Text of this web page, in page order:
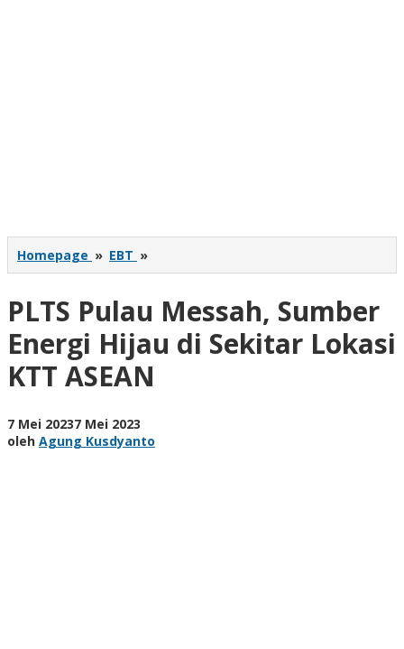
Homepage » EBT »
Pulau
Sumber
Energi
Hijau
di
Lokasi
PLTS Pulau Messah, Sumber
Energi Hijau di Sekitar Lokasi
KTT ASEAN
7 Mei 20237 Mei 2023
Agung
oleh Agung Kusdyanto